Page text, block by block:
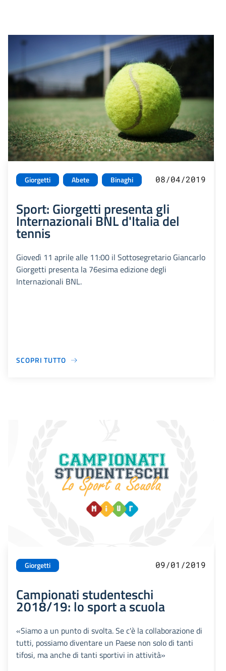
Giorgetti Abete Binaghi 08/04/2019
Sport: Giorgetti presenta gli
Internazionali BNL d'Italia del
tennis
Giovedì 11 aprile alle 11:00 il Sottosegretario Giancarlo
Giorgetti presenta la 76esima edizione degli
Internazionali BNL.
SCOPRI TUTTO
Giorgetti 09/01/2019
Campionati studenteschi
2018/19: lo sport a scuola
«Siamo a un punto di svolta. Se c'è la collaborazione di
tutti, possiamo diventare un Paese non solo di tanti
tifosi, ma anche di tanti sportivi in attività»